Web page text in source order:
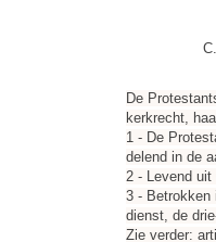
De
kerkrecht,
1 - De
delend in de
2 - Levend uit
3 - Betrokken
dienst, de
Zie verder: